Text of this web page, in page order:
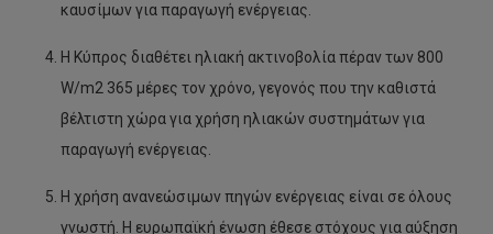
καυσίμων για παραγωγή ενέργειας.
Η Κύπρος διαθέτει ηλιακή ακτινοβολία πέραν των 800
W/m2 365 μέρες τον χρόνο, γεγονός που την καθιστά
βέλτιστη χώρα για χρήση ηλιακών συστημάτων για
παραγωγή ενέργειας.
Η χρήση ανανεώσιμων πηγών ενέργειας είναι σε όλους
γνωστή. Η ευρωπαϊκή ένωση έθεσε στόχους για αύξηση